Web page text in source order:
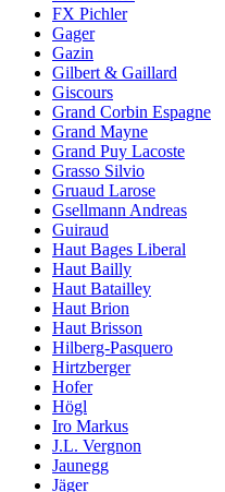
FX Pichler
Gager
Gazin
Gilbert & Gaillard
Giscours
Grand Corbin Espagne
Grand Mayne
Grand Puy Lacoste
Grasso Silvio
Gruaud Larose
Gsellmann Andreas
Guiraud
Haut Bages Liberal
Haut Bailly
Haut Batailley
Haut Brion
Haut Brisson
Hilberg-Pasquero
Hirtzberger
Hofer
Högl
Iro Markus
J.L. Vergnon
Jaunegg
Jäger